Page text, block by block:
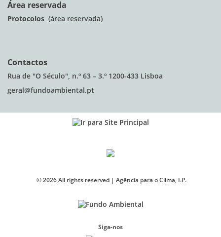
Área reservada
Protocolos (área reservada)
Contactos
Rua de "O Século", n.º 63 – 3.º 1200-433 Lisboa
geral@fundoambiental.pt
© 2026All rights reserved | Agência para o Clima, I.P.
Siga-nos